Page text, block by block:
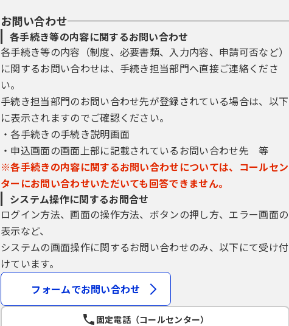
お問い合わせ
各手続き等の内容に関するお問い合わせ
各手続き等の内容（制度、必要書類、入力内容、申請可否など）
に関するお問い合わせは、手続き担当部門へ直接ご連絡くださ
い。
手続き担当部門のお問い合わせ先が登録されている場合は、以下
に表示されますのでご確認ください。
・各手続きの手続き説明画面
・申込画面の画面上部に記載されているお問い合わせ先 等
※各手続きの内容に関するお問い合わせについては、コールセン
ターにお問い合わせいただいても回答できません。
システム操作に関するお問合せ
ログイン方法、画面の操作方法、ボタンの押し方、エラー画面の
表示など、
システムの画面操作に関するお問い合わせのみ、以下にて受け付
けています。
フォームでお問い合わせ
固定電話（コールセンター）